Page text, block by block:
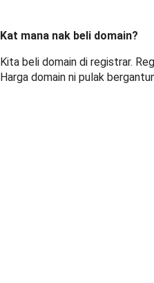
Kat mana nak beli domain?
Kita beli domain di registrar.
Harga domain ni pulak